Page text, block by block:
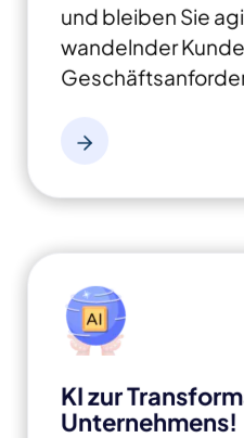
und bleiben Sie
wandelnder
KI zur
Unternehmens!